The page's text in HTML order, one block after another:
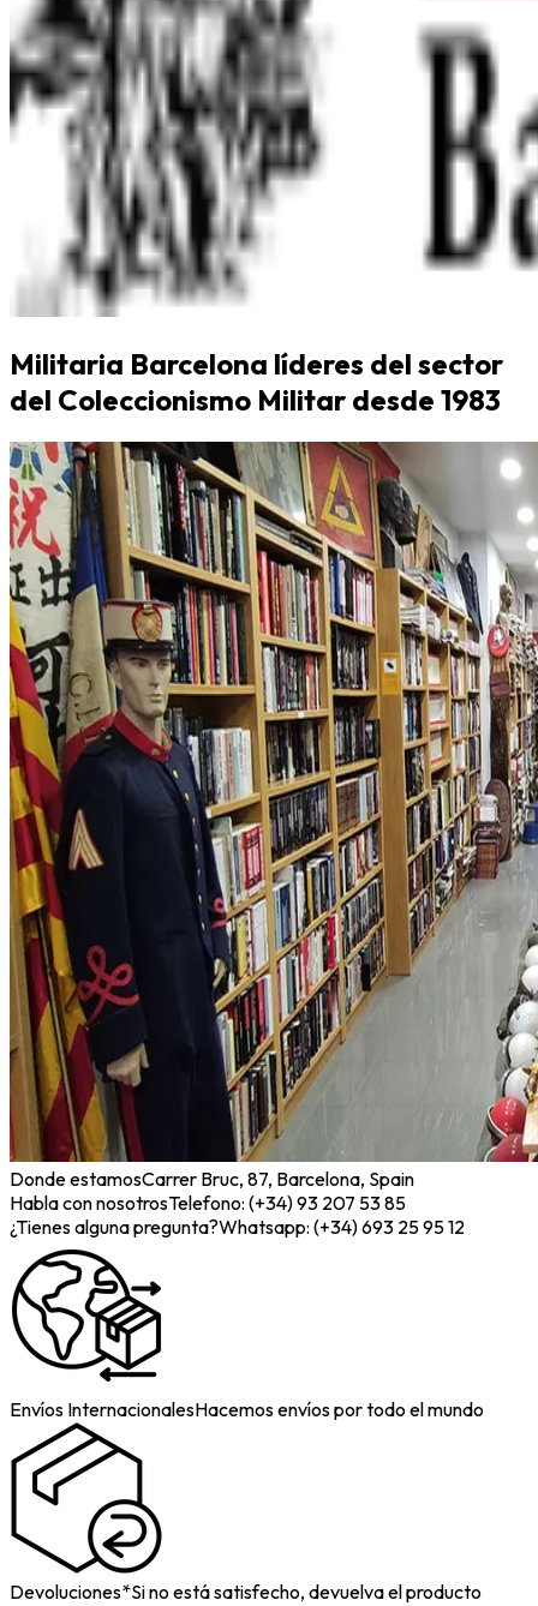
Militaria Barcelona líderes del sector
del Coleccionismo Militar desde 1983
Donde estamosCarrer Bruc, 87, Barcelona, Spain
Habla con nosotrosTelefono: (+34) 93 207 53 85
¿Tienes alguna pregunta?Whatsapp: (+34) 693 25 95 12
Envíos InternacionalesHacemos envíos por todo el mundo
Devoluciones*Si no está satisfecho, devuelva el producto